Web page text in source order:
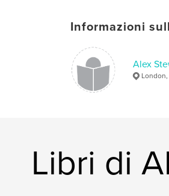
Informazioni
Alex
London,
Libri di